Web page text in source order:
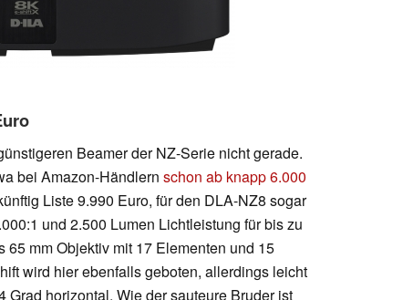
Beamer der NZ-Serie nicht gerade.
bei Amazon-Händlern schon ab knapp 6.000
Liste 9.990 Euro, für den DLA-NZ8 sogar
und 2.500 Lumen Lichtleistung für bis zu
mm Objektiv mit 17 Elementen und 15
wird hier ebenfalls geboten, allerdings leicht
horizontal. Wie der sauteure Bruder ist